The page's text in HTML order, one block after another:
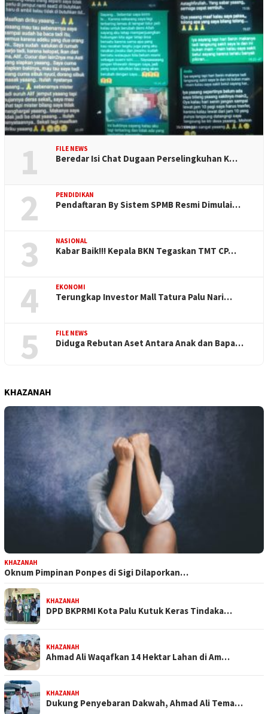
1 FILE NEWS
Beredar Isi Chat Dugaan Perselingkuhan K…
2 PENDIDIKAN
Pendaftaran By Sistem SPMB Resmi Dimulai…
3 NASIONAL
Kabar Baik!!! Kepala BKN Tegaskan TMT CP…
4 EKONOMI
Terungkap Investor Mall Tatura Palu Nari…
5 FILE NEWS
Diduga Rebutan Aset Antara Anak dan Bapa…
KHAZANAH
KHAZANAH
Oknum Pimpinan Ponpes di Sigi Dilaporkan…
KHAZANAH
DPD BKPRMI Kota Palu Kutuk Keras Tindaka…
KHAZANAH
Ahmad Ali Waqafkan 14 Hektar Lahan di Am…
KHAZANAH
Dukung Penyebaran Dakwah, Ahmad Ali Tema…